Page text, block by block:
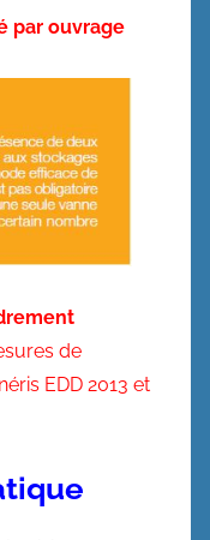
par ouvrage
de
EDD 2013 et